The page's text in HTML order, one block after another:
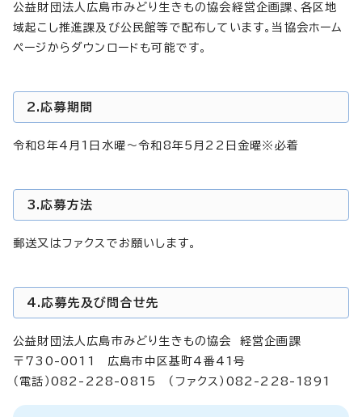
公益財団法人広島市みどり生きもの協会経営企画課、各区地
域起こし推進課及び公民館等で配布しています。当協会ホーム
ページからダウンロードも可能です。
2.応募期間
令和8年4月1日水曜～令和8年5月22日金曜※必着
3.応募方法
郵送又はファクスでお願いします。
4.応募先及び問合せ先
公益財団法人広島市みどり生きもの協会 経営企画課
〒730-0011 広島市中区基町4番41号
（電話）082-228-0815 （ファクス）082-228-1891